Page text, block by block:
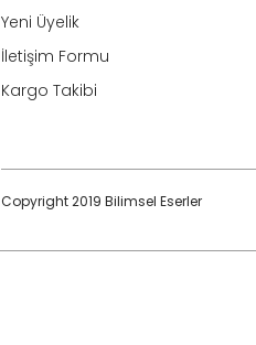
Yeni Üyelik
İletişim Formu
Kargo Takibi
Copyright 2019 Bilimsel Eserler